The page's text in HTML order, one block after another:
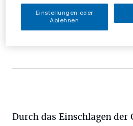
17.12.2015 , 10:49 Uhr Eine
Durch das Einschlagen der
Einstellungen oder
Ablehnen